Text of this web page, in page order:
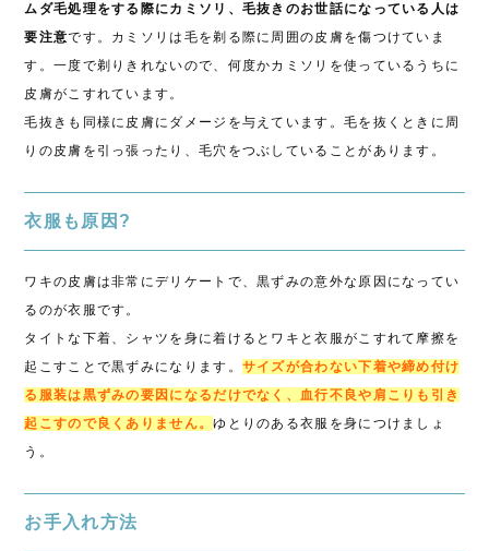
ムダ毛処理をする際にカミソリ、毛抜きのお世話になっている人は
要注意です。カミソリは毛を剃る際に周囲の皮膚を傷つけていま
す。一度で剃りきれないので、何度かカミソリを使っているうちに
皮膚がこすれています。
毛抜きも同様に皮膚にダメージを与えています。毛を抜くときに周
りの皮膚を引っ張ったり、毛穴をつぶしていることがあります。
衣服も原因?
ワキの皮膚は非常にデリケートで、黒ずみの意外な原因になってい
るのが衣服です。
タイトな下着、シャツを身に着けるとワキと衣服がこすれて摩擦を
起こすことで黒ずみになります。 サイズが合わない下着や締め付け
る服装は黒ずみの要因になるだけでなく、血行不良や肩こりも引き
起こすので良くありません。ゆとりのある衣服を身につけましょ
う。
お手入れ方法